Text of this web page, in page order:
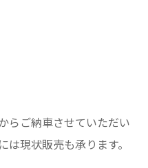
らご納車させていただい
現状販売も承ります。